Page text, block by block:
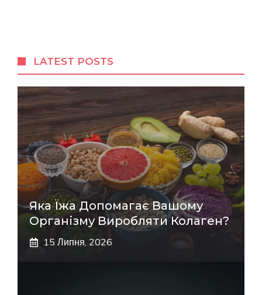
LATEST POSTS
Яка Їжа Допомагає Вашому
Організму Виробляти Колаген?
15 Липня, 2026